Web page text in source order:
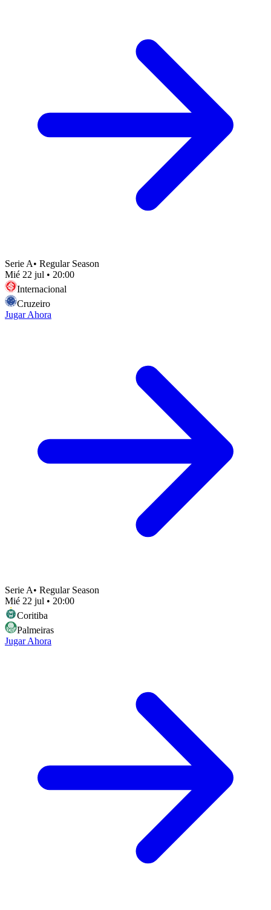
Serie A• Regular Season
Mié 22 jul • 20:00
Internacional
Cruzeiro
Jugar Ahora
Serie A• Regular Season
Mié 22 jul • 20:00
Coritiba
Palmeiras
Jugar Ahora